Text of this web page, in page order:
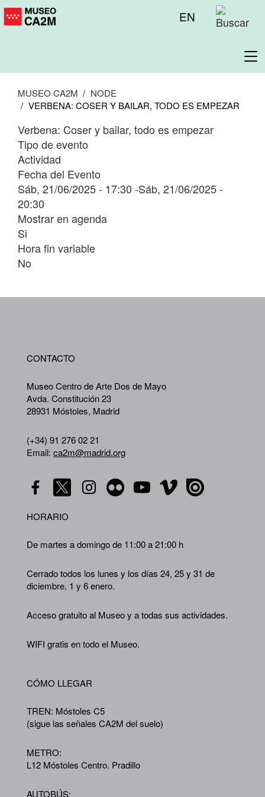
Pasar
al
Menú
superior
EN
MUSEO CA2M
NODE
VERBENA: COSER Y BAILAR, TODO ES EMPEZAR
Verbena: Coser y bailar, todo es empezar
Tipo de evento
Actividad
Fecha del Evento
Sáb, 21/06/2025 - 17:30 -Sáb, 21/06/2025 -
20:30
Mostrar en agenda
Si
Hora fin variable
No
CONTACTO
Museo Centro de Arte Dos de Mayo
Avda. Constitución 23
28931 Móstoles, Madrid
(+34) 91 276 02 21
Email: ca2m@madrid.org
HORARIO
De martes a domingo de 11:00 a 21:00 h
Cerrado todos los lunes y los días 24, 25 y 31 de
diciembre, 1 y 6 enero.
Acceso gratuito al Museo y a todas sus actividades.
WIFI gratis en todo el Museo.
CÓMO LLEGAR
TREN: Móstoles C5
(sigue las señales CA2M del suelo)
METRO:
L12 Móstoles Centro. Pradillo
AUTOBÚS: